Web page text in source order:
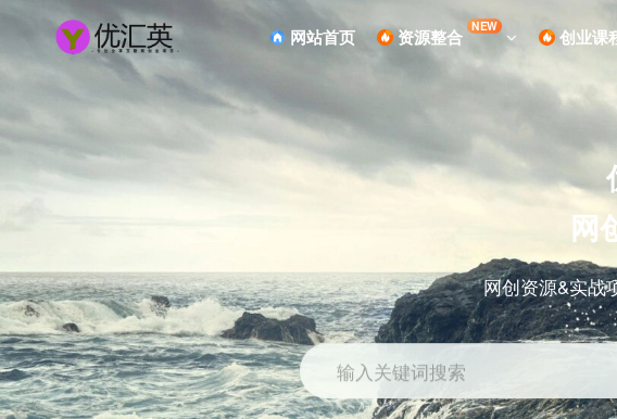
网站首页 资源整合 NEW 创业课
网
网创资源&实战
输入关键词搜索